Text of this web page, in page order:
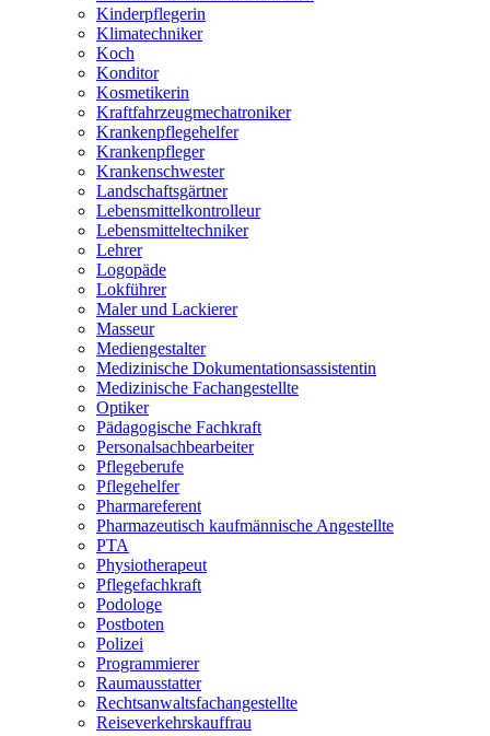
Kinderpflegerin
Klimatechniker
Koch
Konditor
Kosmetikerin
Kraftfahrzeugmechatroniker
Krankenpflegehelfer
Krankenpfleger
Krankenschwester
Landschaftsgärtner
Lebensmittelkontrolleur
Lebensmitteltechniker
Lehrer
Logopäde
Lokführer
Maler und Lackierer
Masseur
Mediengestalter
Medizinische Dokumentationsassistentin
Medizinische Fachangestellte
Optiker
Pädagogische Fachkraft
Personalsachbearbeiter
Pflegeberufe
Pflegehelfer
Pharmareferent
Pharmazeutisch kaufmännische Angestellte
PTA
Physiotherapeut
Pflegefachkraft
Podologe
Postboten
Polizei
Programmierer
Raumausstatter
Rechtsanwaltsfachangestellte
Reiseverkehrskauffrau